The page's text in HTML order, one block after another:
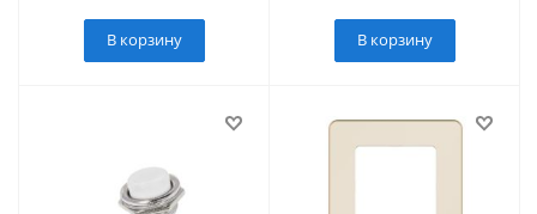
В корзину В корзину